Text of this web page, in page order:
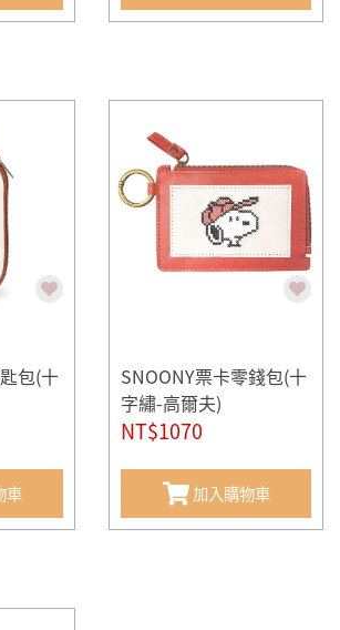
包(十
車
SNOONY票卡零錢包(十
字繡-高爾夫)
NT$1070
加入購物車